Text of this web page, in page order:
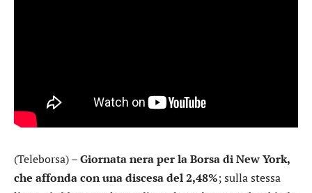
(Teleborsa) –Giornata nera per la Borsa di New York,
che affonda con una discesa del 2,48%; sulla stessa